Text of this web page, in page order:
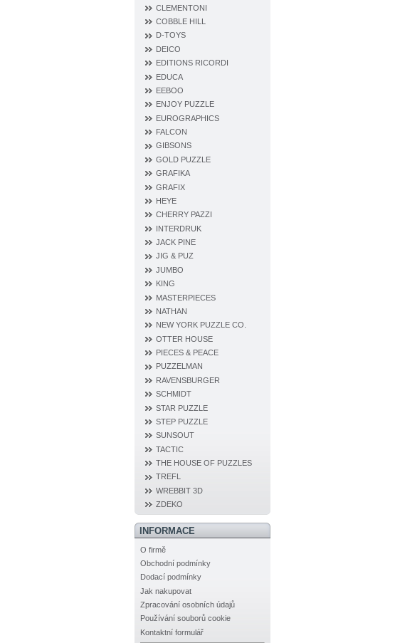
CLEMENTONI
COBBLE HILL
D‐TOYS
DEICO
EDITIONS RICORDI
EDUCA
EEBOO
ENJOY PUZZLE
EUROGRAPHICS
FALCON
GIBSONS
GOLD PUZZLE
GRAFIKA
GRAFIX
HEYE
CHERRY PAZZI
INTERDRUK
JACK PINE
JIG & PUZ
JUMBO
KING
MASTERPIECES
NATHAN
NEW YORK PUZZLE CO.
OTTER HOUSE
PIECES & PEACE
PUZZELMAN
RAVENSBURGER
SCHMIDT
STAR PUZZLE
STEP PUZZLE
SUNSOUT
TACTIC
THE HOUSE OF PUZZLES
TREFL
WREBBIT 3D
ZDEKO
INFORMACE
O firmě
Obchodní podmínky
Dodací podmínky
Jak nakupovat
Zpracování osobních údajů
Používání souborů cookie
Kontaktní formulář